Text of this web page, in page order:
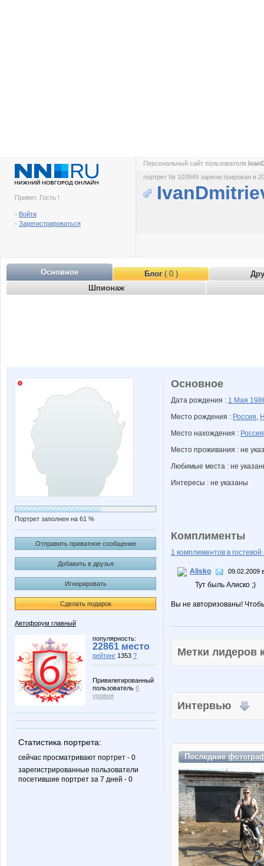
Привет, Гость !
- Войти
- Зарегистрироваться
Персональный сайт пользователя
портрет № 103949 зарегистрирован в
Основное Блог( 0 )
Шпионаж
Портрет заполнен на 61 %
Отправить приватное сообщение
Добавить в друзья
Игнорировать
Сделать подарок
Автофорум главный
популярность:
22861 место
рейтинг 1353 ?
Привилегированный
пользователь 6
уровня
Статистика портрета:
сейчас просматривают портрет - 0
зарегистрированные пользователи
посетившие портрет за 7 дней - 0
Основное
Дата рождения : 1 Мая
Место рождения : Россия,
Место нахождения : Россия
Место проживания : не
Любимые места : не
Интересы : не указаны
Комплименты
1 комплиментов в гостевой
Alisko 09.02.2009
Тут быль Алиско ;)
Вы не авторизованы!
Метки
Интервью
Последние